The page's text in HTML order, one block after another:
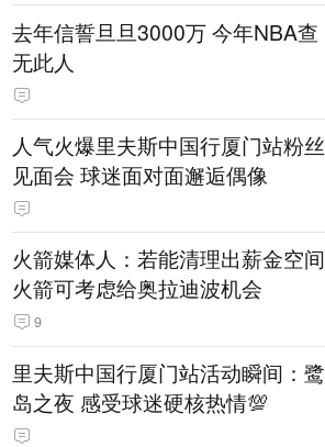
去年信誓旦旦3000万 今年NBA查
无此人
人气火爆里夫斯中国行厦门站粉丝
见面会 球迷面对面邂逅偶像
火箭媒体人：若能清理出薪金空间
火箭可考虑给奥拉迪波机会
9
里夫斯中国行厦门站活动瞬间：鹭
岛之夜 感受球迷硬核热情💯